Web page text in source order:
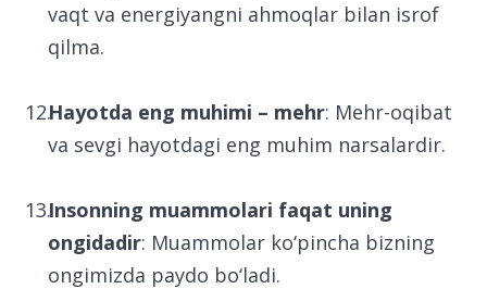
vaqt va energiyangni ahmoqlar bilan isrof
qilma.
Hayotda eng muhimi – mehr: Mehr-oqibat
va sevgi hayotdagi eng muhim narsalardir.
Insonning muammolari faqat uning
ongidadir: Muammolar ko‘pincha bizning
ongimizda paydo bo‘ladi.